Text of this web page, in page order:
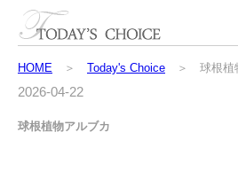
HOME ＞ Today's Choice ＞ 球根植
2026-04-22
球根植物アルブカ